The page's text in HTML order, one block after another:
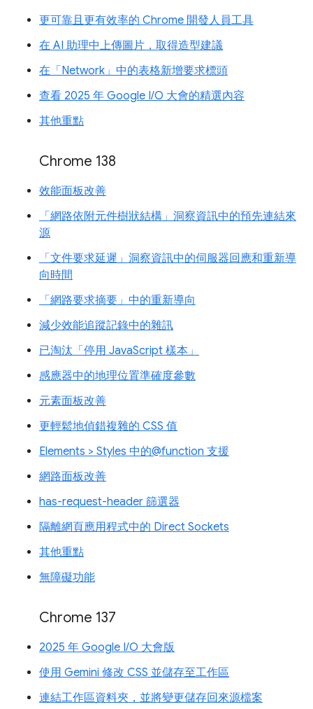
更可靠且更有效率的 Chrome 開發人員工具
在 AI 助理中上傳圖片，取得造型建議
在「Network」中的表格新增要求標頭
查看 2025 年 Google I/O 大會的精選內容
其他重點
Chrome 138
效能面板改善
「網路依附元件樹狀結構」洞察資訊中的預先連結來
源
「文件要求延遲」洞察資訊中的伺服器回應和重新導
向時間
「網路要求摘要」中的重新導向
減少效能追蹤記錄中的雜訊
已淘汰「停用 JavaScript 樣本」
感應器中的地理位置準確度參數
元素面板改善
更輕鬆地偵錯複雜的 CSS 值
Elements > Styles 中的@function 支援
網路面板改善
has-request-header 篩選器
隔離網頁應用程式中的 Direct Sockets
其他重點
無障礙功能
Chrome 137
2025 年 Google I/O 大會版
使用 Gemini 修改 CSS 並儲存至工作區
連結工作區資料夾，並將變更儲存回來源檔案